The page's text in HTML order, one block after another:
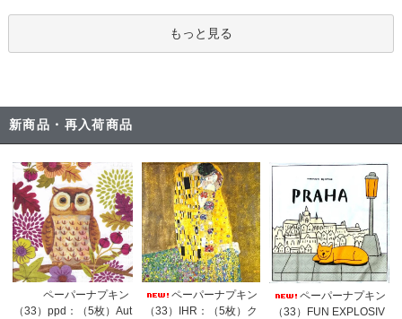
もっと見る
新商品・再入荷商品
ペーパーナプキン
（33）ppd：（5枚）Aut
ペーパーナプキン
（33）IHR：（5枚）ク
ペーパーナプキン
（33）FUN EXPLOSIV